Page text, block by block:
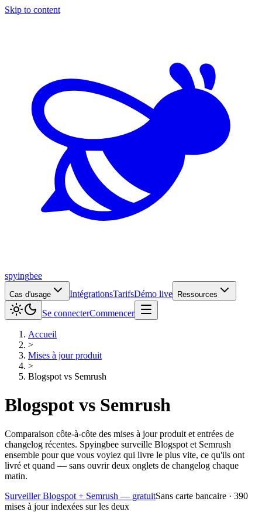
Skip to content
spyingbee
Cas d'usage IntégrationsTarifsDémo live Ressources
Se connecterCommencer
Accueil
>
Mises à jour produit
>
Blogspot vs Semrush
Blogspot vs Semrush
Comparaison côte-à-côte des mises à jour produit et entrées de
changelog récentes. Spyingbee surveille Blogspot et Semrush
ensemble pour que vous voyiez qui livre le plus vite, ce qu'ils ont
livré et quand — sans ouvrir deux onglets de changelog chaque
matin.
Surveiller Blogspot + Semrush — gratuitSans carte bancaire · 390
mises à jour indexées sur les deux